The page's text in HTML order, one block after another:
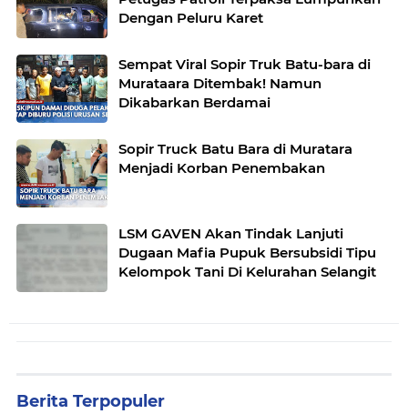
Dengan Peluru Karet
Sempat Viral Sopir Truk Batu-bara di
Murataara Ditembak! Namun
Dikabarkan Berdamai
Sopir Truck Batu Bara di Muratara
Menjadi Korban Penembakan
LSM GAVEN Akan Tindak Lanjuti
Dugaan Mafia Pupuk Bersubsidi Tipu
Kelompok Tani Di Kelurahan Selangit
Berita Terpopuler